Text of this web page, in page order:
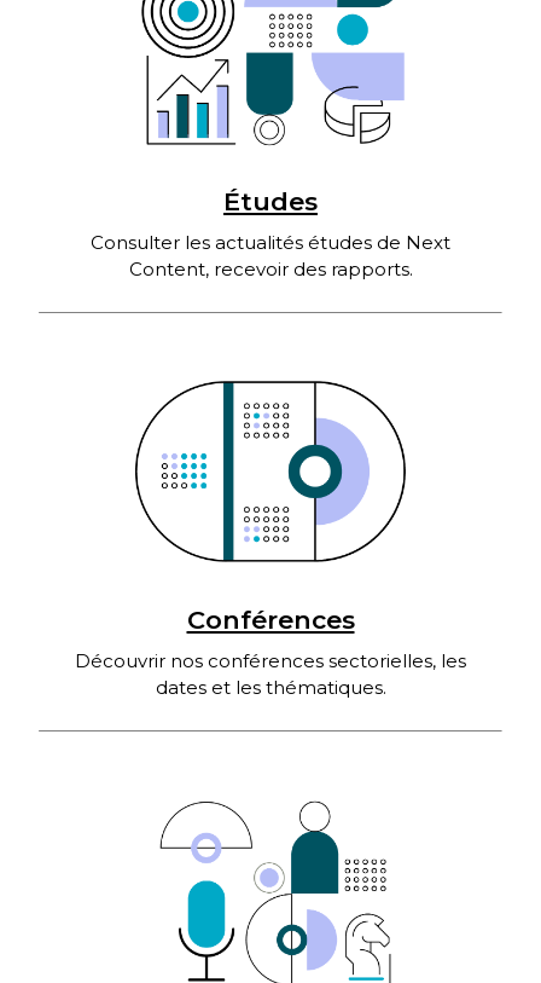
Études
Consulter les actualités études de Next
Content, recevoir des rapports.
Conférences
Découvrir nos conférences sectorielles, les
dates et les thématiques.